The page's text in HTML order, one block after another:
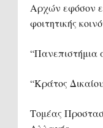
Αρχών εφόσον
φοιτητικής
“Πανεπιστήμια
“Κράτος
Τομέας